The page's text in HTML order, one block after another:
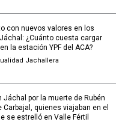
con nuevos valores en los
¿Cuánto cuesta cargar
la estación YPF del ACA?
Jachallera
Jáchal por la muerte de Rubén
Carbajal, quienes viajaban en el
se estrelló en Valle Fértil